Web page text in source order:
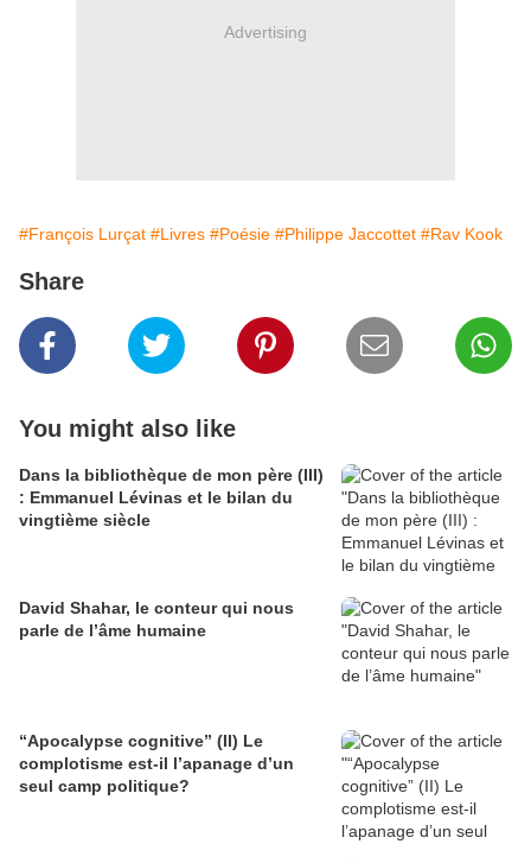
Advertising
#François Lurçat #Livres #Poésie #Philippe Jaccottet #Rav Kook
Share
You might also like
Dans la bibliothèque de mon père (III)
: Emmanuel Lévinas et le bilan du
vingtième siècle
David Shahar, le conteur qui nous
parle de l’âme humaine
“Apocalypse cognitive” (II) Le
complotisme est-il l’apanage d’un
seul camp politique?